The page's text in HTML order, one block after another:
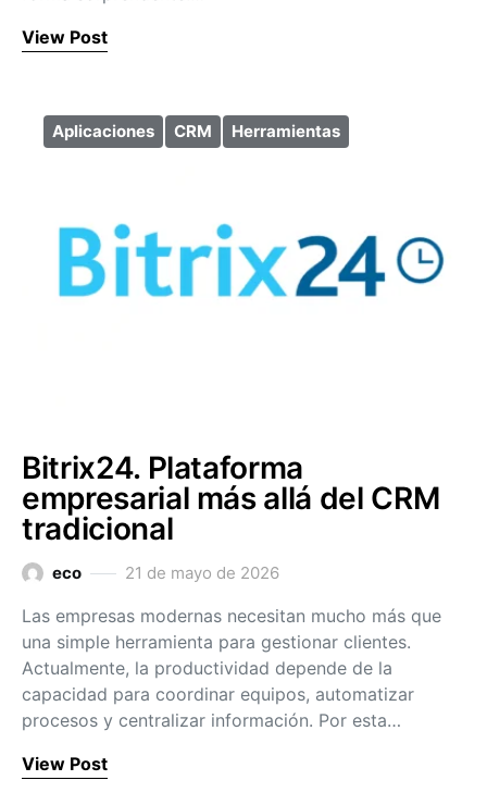
View Post
Aplicaciones CRM Herramientas
Bitrix24. Plataforma
empresarial más allá del CRM
tradicional
eco 21 de mayo de 2026
Las empresas modernas necesitan mucho más que
una simple herramienta para gestionar clientes.
Actualmente, la productividad depende de la
capacidad para coordinar equipos, automatizar
procesos y centralizar información. Por esta…
View Post